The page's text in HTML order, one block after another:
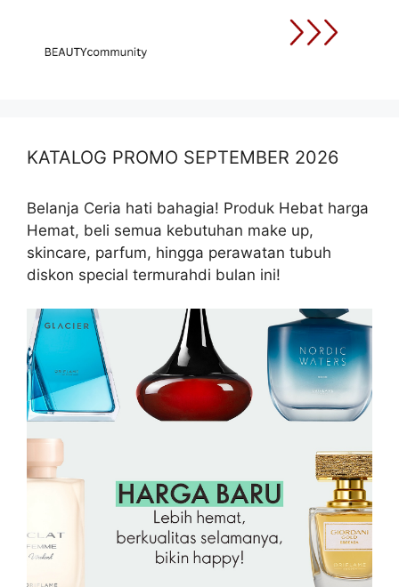
KATALOG PROMO SEPTEMBER 2026
Belanja Ceria hati bahagia! Produk Hebat harga
Hemat, beli semua kebutuhan make up,
skincare, parfum, hingga perawatan tubuh
diskon special termurahdi bulan ini!